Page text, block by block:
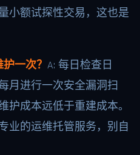
小额试探性交易，这也是
一次？ A: 每日检查日
月进行一次安全漏洞扫
护成本远低于重建成本。
业的运维托管服务，别自